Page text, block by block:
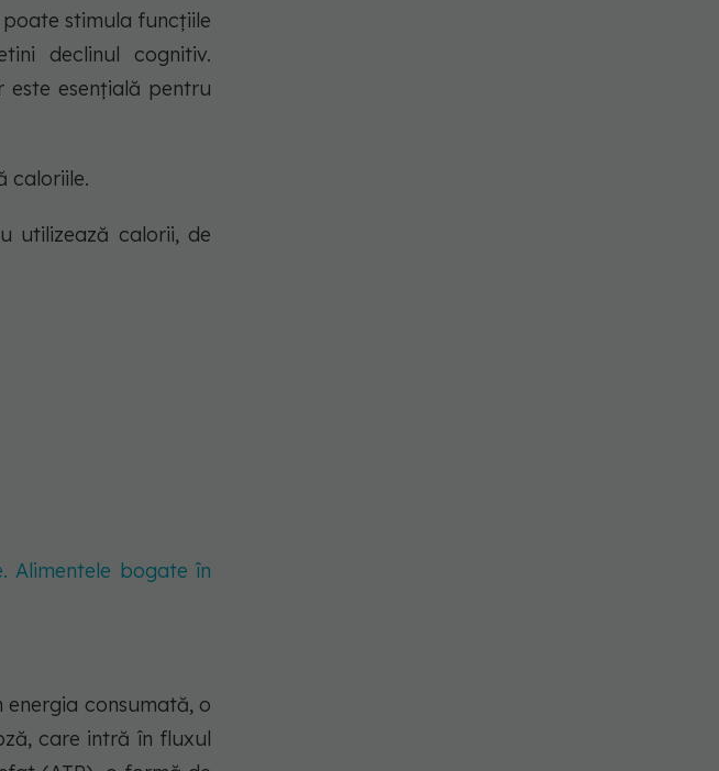
stimula funcțiile
declinul cognitiv.
esențială pentru
caloriile.
utilizează calorii, de
Alimentele bogate în
consumată, o
care intră în fluxul